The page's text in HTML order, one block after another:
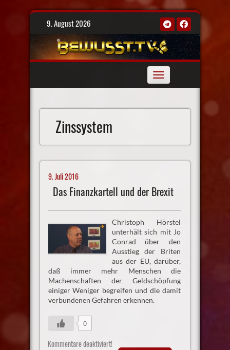
Skip
9. August 2026
Toggle
navigation
Zinssystem
9. Juli 2016
Das Finanzkartell und der Brexit
Christoph Hörstel
unterhält sich mit Jo
Conrad über den
Ausstieg der Briten
aus der EU, darüber,
daß immer mehr Menschen die
Machenschaften der Geldschöpfung
einiger Weniger begreifen und die damit
verbundenen Gefahren erkennen.
0
Kommentare deaktiviert!